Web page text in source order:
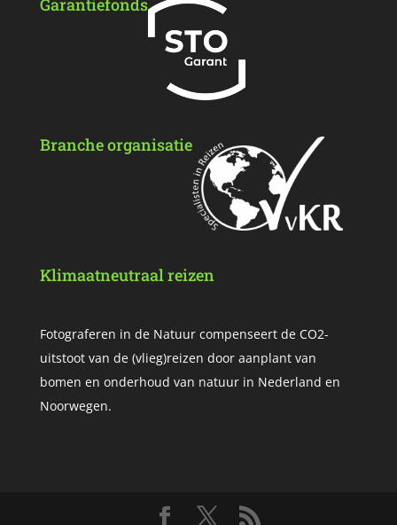
Garantiefonds
Branche organisatie
Klimaatneutraal reizen
Fotograferen in de Natuur compenseert de CO2-
uitstoot van de (vlieg)reizen door aanplant van
bomen en onderhoud van natuur in Nederland en
Noorwegen.